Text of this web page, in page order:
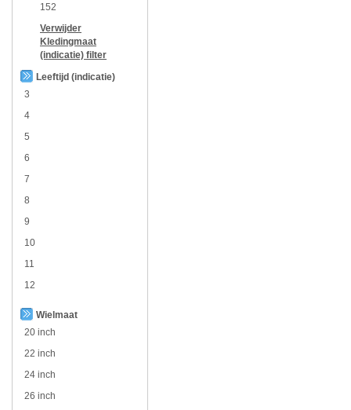
152
Verwijder
Kledingmaat
(indicatie) filter
Leeftijd (indicatie)
3
4
5
6
7
8
9
10
11
12
Wielmaat
20 inch
22 inch
24 inch
26 inch